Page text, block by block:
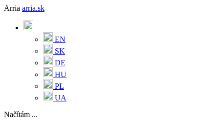
Arria arria.sk
EN
SK
DE
HU
PL
UA
Načítám ...